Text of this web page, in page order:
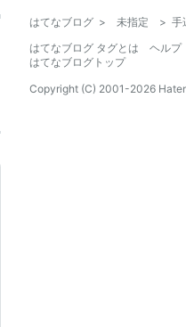
はてなブログ > 未指定 > 手
はてなブログ タグとは
ヘルプ
はてなブログトップ
Copyright (C) 2001-2026